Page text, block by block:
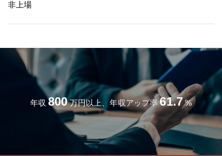
非上場
年収 800 万円以上、年収アップ率 61.7 %